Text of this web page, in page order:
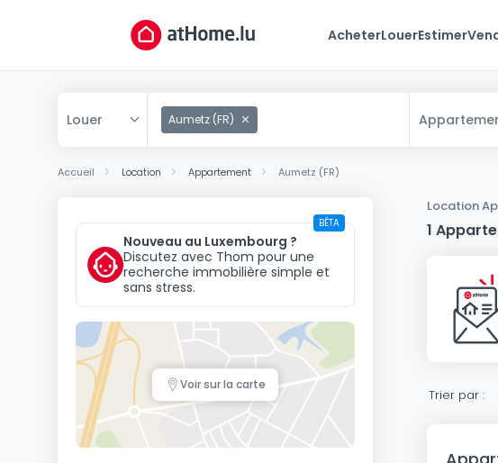
AcheterLouerEstimer
Louer Aumetz (FR)
Studio
Maison
Accueil Location Appartement Aumetz (FR)
Location
1
Trier par :
Nouveau au Luxembourg ?
Discutez avec Thom pour une
recherche immobilière simple et
sans stress.
BÊTA
Voir sur la carte